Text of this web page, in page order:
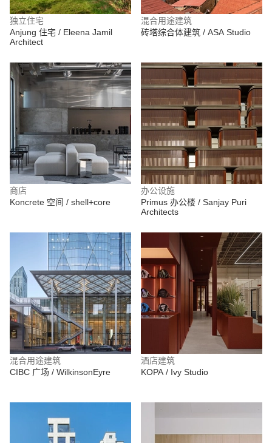
独立住宅
Anjung 住宅 / Eleena Jamil
Architect
混合用途建筑
砖塔综合体建筑 / ASA Studio
商店
Koncrete 空间 / shell+core
办公设施
Primus 办公楼 / Sanjay Puri
Architects
混合用途建筑
CIBC 广场 / WilkinsonEyre
酒店建筑
KOPA / Ivy Studio